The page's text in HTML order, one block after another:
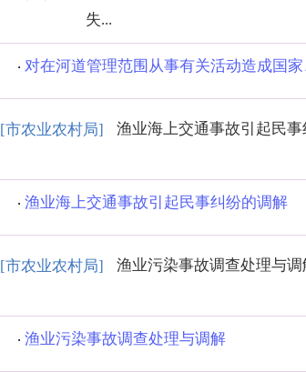
失...
对在河道管理范围从事有关活动造成国
[市农业农村局] 渔业海上交通事故引起民
渔业海上交通事故引起民事纠纷的调解
[市农业农村局] 渔业污染事故调查处理与调
渔业污染事故调查处理与调解